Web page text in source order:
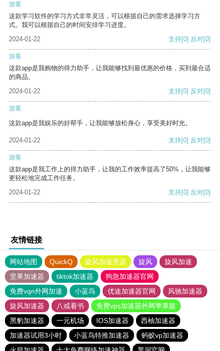
游客
这款学习软件的学习方式非常灵活，可以根据自己的需求选择学习方
式。我可以根据自己的时间安排学习进度。
2024-01-22
支持[0] 反对[0]
游客
这款app是我购物的得力助手，让我能够找到最优惠的价格，买到最合适
的商品。
2024-01-22
支持[0] 反对[0]
游客
这款app是我娱乐的好帮手，让我能够放松身心，享受美好时光。
2024-01-22 支持[0] 反对[0]
游客
这款app是我工作上的得力助手，让我的工作效率提高了50%，让我能够
更轻松地完成工作任务。
2024-01-22
支持[0] 反对[0]
友情链接
网站地图 QuickQ 旋风加速度器 旋风
旋风加速
坚果加速器
tiktok加速器
狗急加速器官网
免费vqn外网加速
小蓝鸟 优途加速器官网
风驰加速器
旋风加速器
八戒看书
免费vps加速器外网苹果版
黑豹加速器
一元机场 IOS加速器
西柚加速器
加速器试用3小时
小蓝鸟特推加速器
蚂蚁vp加速器